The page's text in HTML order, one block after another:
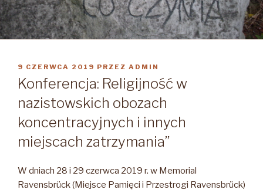
OPUBLIKOWANE
W
9 CZERWCA 2019 PRZEZ ADMIN
Konferencja: Religijność w
nazistowskich obozach
koncentracyjnych i innych
miejscach zatrzymania”
W dniach 28 i 29 czerwca 2019 r. w Memorial
Ravensbrück (Miejsce Pamięci i Przestrogi Ravensbrück)